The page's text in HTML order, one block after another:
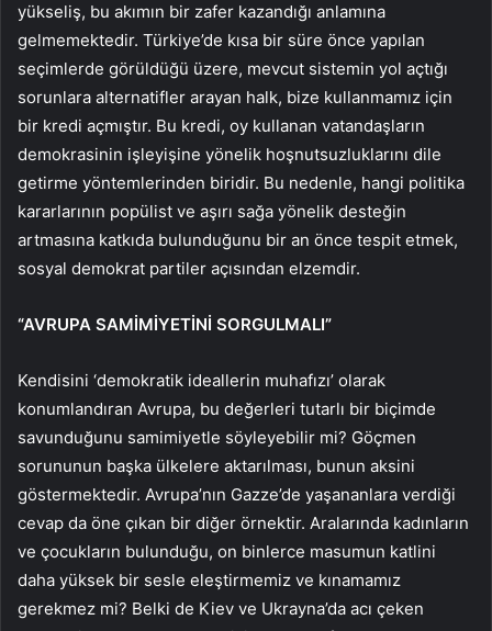
yükseliş, bu akımın bir zafer kazandığı anlamına
gelmemektedir. Türkiye’de kısa bir süre önce yapılan
seçimlerde görüldüğü üzere, mevcut sistemin yol açtığı
sorunlara alternatifler arayan halk, bize kullanmamız için
bir kredi açmıştır. Bu kredi, oy kullanan vatandaşların
demokrasinin işleyişine yönelik hoşnutsuzluklarını dile
getirme yöntemlerinden biridir. Bu nedenle, hangi politika
kararlarının popülist ve aşırı sağa yönelik desteğin
artmasına katkıda bulunduğunu bir an önce tespit etmek,
sosyal demokrat partiler açısından elzemdir.
“AVRUPA SAMİMİYETİNİ SORGULMALI”
Kendisini ‘demokratik ideallerin muhafızı’ olarak
konumlandıran Avrupa, bu değerleri tutarlı bir biçimde
savunduğunu samimiyetle söyleyebilir mi? Göçmen
sorununun başka ülkelere aktarılması, bunun aksini
göstermektedir. Avrupa’nın Gazze’de yaşananlara verdiği
cevap da öne çıkan bir diğer örnektir. Aralarında kadınların
ve çocukların bulunduğu, on binlerce masumun katlini
daha yüksek bir sesle eleştirmemiz ve kınamamız
gerekmez mi? Belki de Kiev ve Ukrayna’da acı çeken